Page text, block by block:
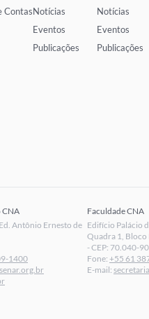
ContasNotícias
Eventos
Publicações
Notícias
Eventos
Publicações
CNA
Antônio Ernesto de
1400
Faculdade CNA
Edifício Palácio
Quadra 1, Bloco
- CEP: 70.040-
Fone: +55 61
E-mail: